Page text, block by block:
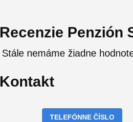
Recenzie Penzión
Stále nemáme žiadne
Kontakt
TELEFÓNNE ČÍSLO